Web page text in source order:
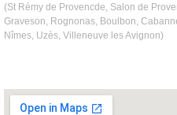
(St Rémy de Provencde, Salon de
Graveson, Rognonas, Boulbon,
Nîmes, Uzès, Villeneuve les Avignon)